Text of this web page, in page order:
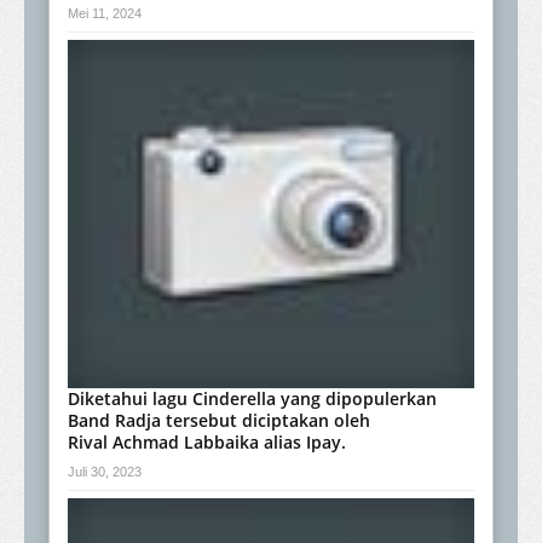
Mei 11, 2024
Diketahui lagu Cinderella yang dipopulerkan
Band Radja tersebut diciptakan oleh
Rival Achmad Labbaika alias Ipay.
Juli 30, 2023